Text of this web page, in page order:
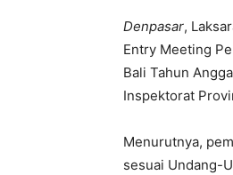
Denpasar,
Entry Meeting
Bali Tahun
Inspektorat
Menurutnya,
sesuai Undang-